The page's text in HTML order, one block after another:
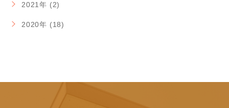
2021年 (2)
2020年 (18)